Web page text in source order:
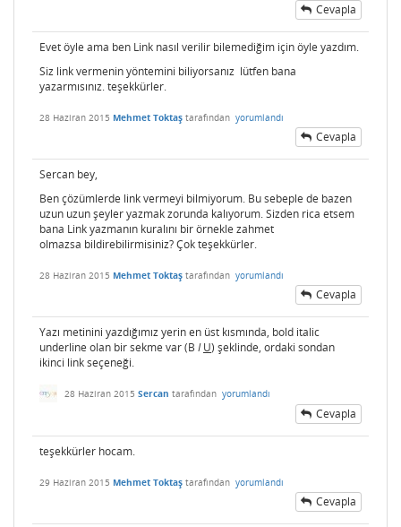
Cevapla
Evet öyle ama ben Link nasıl verilir bilemediğim için öyle yazdım.
Siz link vermenin yöntemini biliyorsanız lütfen bana
yazarmısınız. teşekkürler.
28 Haziran 2015 Mehmet Toktaş tarafından yorumlandı
Cevapla
Sercan bey,
Ben çözümlerde link vermeyi bilmiyorum. Bu sebeple de bazen
uzun uzun şeyler yazmak zorunda kalıyorum. Sizden rica etsem
bana Link yazmanın kuralını bir örnekle zahmet
olmazsa bildirebilirmisiniz? Çok teşekkürler.
28 Haziran 2015 Mehmet Toktaş tarafından yorumlandı
Cevapla
Yazı metinini yazdığımız yerin en üst kısmında, bold italic
underline olan bir sekme var (B IU) şeklinde, ordaki sondan
ikinci link seçeneği.
28 Haziran 2015 Sercan tarafından yorumlandı
Cevapla
teşekkürler hocam.
29 Haziran 2015 Mehmet Toktaş tarafından yorumlandı
Cevapla